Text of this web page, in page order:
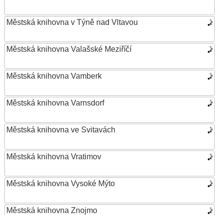
Městská knihovna v Týně nad Vltavou
Městská knihovna Valašské Meziříčí
Městská knihovna Vamberk
Městská knihovna Varnsdorf
Městská knihovna ve Svitavách
Městská knihovna Vratimov
Městská knihovna Vysoké Mýto
Městská knihovna Znojmo